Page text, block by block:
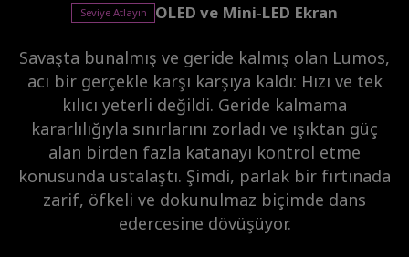
Seviye Atlayın OLED ve Mini-LED Ekran
Savaşta bunalmış ve geride kalmış olan Lumos,
acı bir gerçekle karşı karşıya kaldı: Hızı ve tek
kılıcı yeterli değildi. Geride kalmama
kararlılığıyla sınırlarını zorladı ve ışıktan güç
alan birden fazla katanayı kontrol etme
konusunda ustalaştı. Şimdi, parlak bir fırtınada
zarif, öfkeli ve dokunulmaz biçimde dans
edercesine dövüşüyor.